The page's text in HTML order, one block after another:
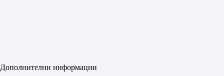
Дополнителни информации